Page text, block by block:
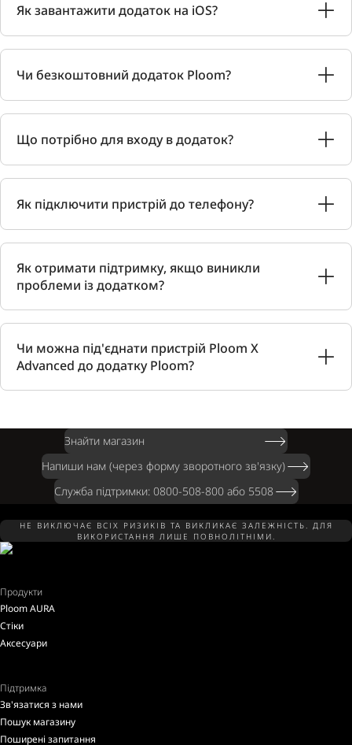
Як завантажити додаток на iOS?
Чи безкоштовний додаток Ploom?
Що потрібно для входу в додаток?
Як підключити пристрій до телефону?
Як отримати підтримку, якщо виникли
проблеми із додатком?
Чи можна під'єднати пристрій Ploom X
Advanced до додатку Ploom?
Знайти магазин
Напиши нам (через форму зворотного зв'язку)
Служба підтримки: 0800-508-800 або 5508
НЕ ВИКЛЮЧАЄ ВСІХ РИЗИКІВ ТА ВИКЛИКАЄ ЗАЛЕЖНІСТЬ. ДЛЯ
ВИКОРИСТАННЯ ЛИШЕ ПОВНОЛІТНІМИ.
Продукти
Ploom AURA
Стіки
Аксесуари
Підтримка
Зв'язатися з нами
Пошук магазину
Поширені запитання